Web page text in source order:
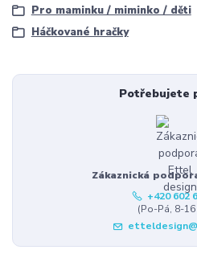
Pro maminku / miminko / děti
Háčkované hračky
Potřebujete
Zákaznická
+420 602
(Po-Pá, 8-